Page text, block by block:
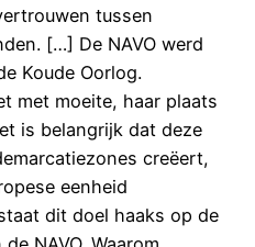
tussen
[…] De NAVO werd
Koude Oorlog.
met moeite, haar plaats
is belangrijk dat deze
creëert,
eenheid
dit doel haaks op de